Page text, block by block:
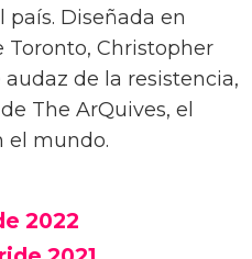
Diseñada en
Toronto, Christopher
de la resistencia,
The ArQuives, el
el mundo.
2022